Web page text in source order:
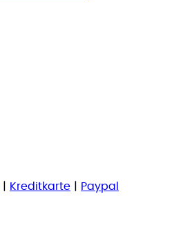
Kreditkarte Paypal